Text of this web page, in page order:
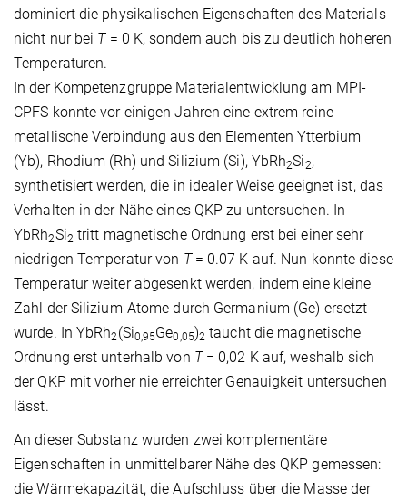
dominiert die physikalischen Eigenschaften des Materials
nicht nur bei T= 0 K, sondern auch bis zu deutlich höheren
Temperaturen.
In der Kompetenzgruppe Materialentwicklung am MPI-
CPFS konnte vor einigen Jahren eine extrem reine
metallische Verbindung aus den Elementen Ytterbium
(Yb), Rhodium (Rh) und Silizium (Si), YbRh2Si2,
synthetisiert werden, die in idealer Weise geeignet ist, das
Verhalten in der Nähe eines QKP zu untersuchen. In
YbRh2Si2 tritt magnetische Ordnung erst bei einer sehr
niedrigen Temperatur von T= 0.07 K auf. Nun konnte diese
Temperatur weiter abgesenkt werden, indem eine kleine
Zahl der Silizium-Atome durch Germanium (Ge) ersetzt
wurde. In YbRh2(Si0,95Ge0,05)2 taucht die magnetische
Ordnung erst unterhalb von T= 0,02 K auf, weshalb sich
der QKP mit vorher nie erreichter Genauigkeit untersuchen
lässt.
An dieser Substanz wurden zwei komplementäre
Eigenschaften in unmittelbarer Nähe des QKP gemessen:
die Wärmekapazität, die Aufschluss über die Masse der